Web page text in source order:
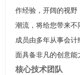
作经验，开阔的视
潮流，将给您带来不
成员由多年从事会
面具备非凡的创意能
核心技术团队